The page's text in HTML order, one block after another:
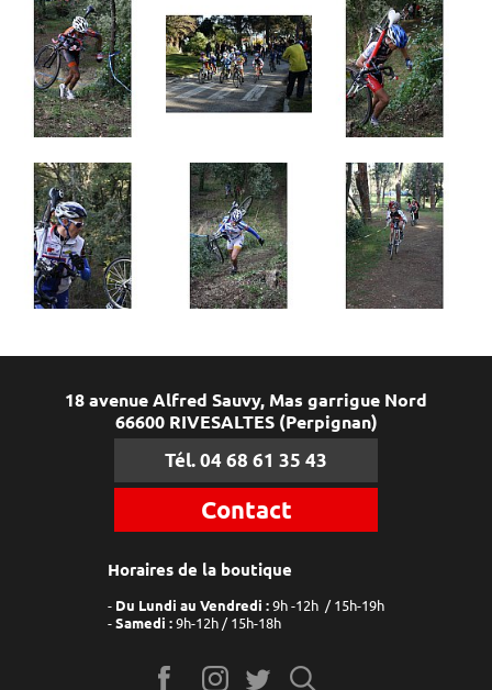
18 avenue Alfred Sauvy, Mas garrigue Nord
66600 RIVESALTES (Perpignan)
Tél. 04 68 61 35 43
Contact
Horaires de la boutique
Du Lundi au Vendredi : 9h -12h / 15h-19h
Samedi : 9h-12h / 15h-18h